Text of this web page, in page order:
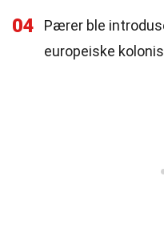
04
Pærer ble
europeiske